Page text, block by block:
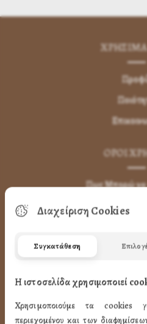
ΌΡΟΙ
Πως Μπορώ να
Πως Μπορώ να
Πως Ακυρώνω η
LINK
ΤΑ
Διαχείριση Cookies
Συγκατάθεση
Η ιστοσελίδα χρησιμοποιεί
Χρησιμοποιούμε τα cookies
περιεχομένου και των